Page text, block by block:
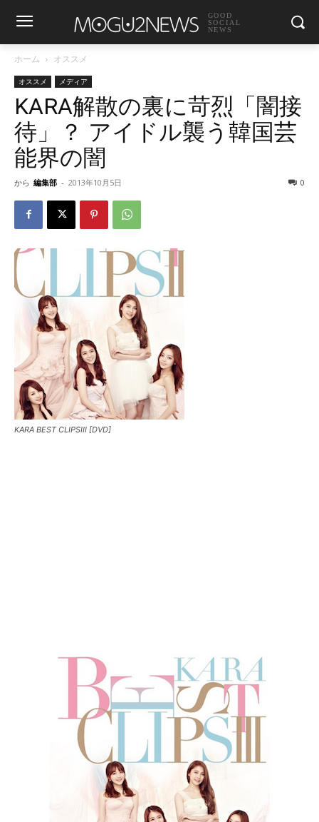
GOOD
SOCIAL
NEWS
ホーム オススメ
オススメ メディア
KARA解散の裏に苛烈「闇接
待」？ アイドル襲う韓国芸
能界の闇
から 編集部 - 2013年10月5日 0
KARA BEST CLIPSIII [DVD]